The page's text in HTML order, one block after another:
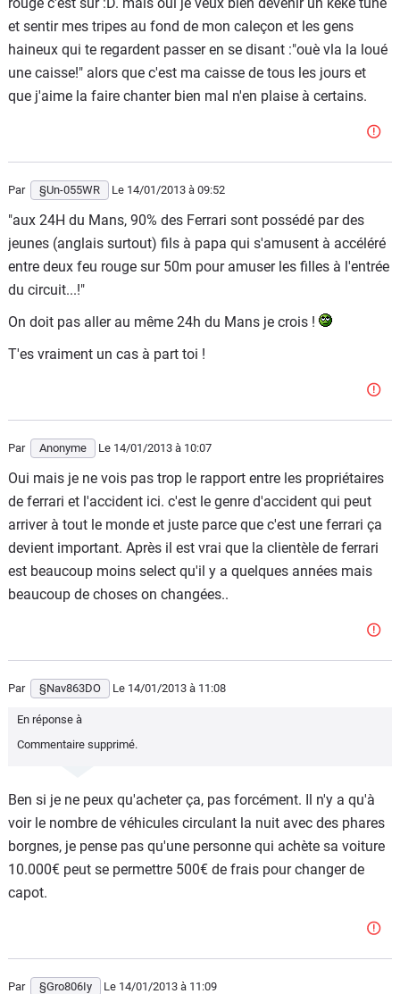
et sentir mes tripes au fond de mon caleçon et les gens
haineux qui te regardent passer en se disant :"ouè vla la loué
une caisse!" alors que c'est ma caisse de tous les jours et
que j'aime la faire chanter bien mal n'en plaise à certains.
Par §Un-055WR Le 14/01/2013 à 09:52
"aux 24H du Mans, 90% des Ferrari sont possédé par des
jeunes (anglais surtout) fils à papa qui s'amusent à accéléré
entre deux feu rouge sur 50m pour amuser les filles à l'entrée
du circuit...!"
On doit pas aller au même 24h du Mans je crois !
T'es vraiment un cas à part toi !
Par Anonyme Le 14/01/2013 à 10:07
Oui mais je ne vois pas trop le rapport entre les propriétaires
de ferrari et l'accident ici. c'est le genre d'accident qui peut
arriver à tout le monde et juste parce que c'est une ferrari ça
devient important. Après il est vrai que la clientèle de ferrari
est beaucoup moins select qu'il y a quelques années mais
beaucoup de choses on changées..
Par §Nav863DO Le 14/01/2013 à 11:08
En réponse à
Commentaire supprimé.
Ben si je ne peux qu'acheter ça, pas forcément. Il n'y a qu'à
voir le nombre de véhicules circulant la nuit avec des phares
borgnes, je pense pas qu'une personne qui achète sa voiture
10.000€ peut se permettre 500€ de frais pour changer de
capot.
Par §Gro806Iy Le 14/01/2013 à 11:09